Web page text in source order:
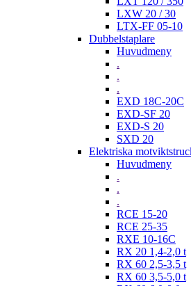
LXW 20 / 30
LTX-FF 05-10
Dubbelstaplare
Huvudmeny
.
.
.
EXD 18C-20C
EXD-SF 20
EXD-S 20
SXD 20
Elektriska
Huvudmeny
.
.
.
RCE 15-20
RCE 25-35
RXE 10-16C
RX 20 1,4-2,0 t
RX 60 2,5-3,5 t
RX 60 3,5-5,0 t